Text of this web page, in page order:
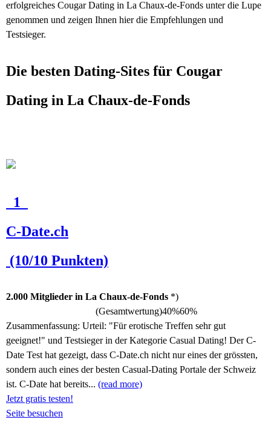
erfolgreiches Cougar Dating in La Chaux-de-Fonds unter die Lupe
genommen und zeigen Ihnen hier die Empfehlungen und
Testsieger.
Die besten Dating-Sites für Cougar
Dating in La Chaux-de-Fonds
1
C-Date.ch
(10/10 Punkten)
2.000 Mitglieder in La Chaux-de-Fonds *)
(Gesamtwertung)40%60%
Zusammenfassung: Urteil: "Für erotische Treffen sehr gut
geeignet!" und Testsieger in der Kategorie Casual Dating! Der C-
Date Test hat gezeigt, dass C-Date.ch nicht nur eines der grössten,
sondern auch eines der besten Casual-Dating Portale der Schweiz
ist. C-Date hat bereits... (read more)
Jetzt gratis testen!
Seite besuchen